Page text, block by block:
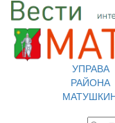
УПРАВА
РАЙОНА